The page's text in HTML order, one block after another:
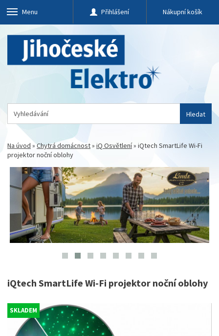
Menu Přihlášení Nákupní košík
Hledat
Na úvod »Chytrá domácnost» iQ Osvětlení» iQtech SmartLife Wi-Fi
projektor noční oblohy
iQtech SmartLife Wi-Fi projektor noční oblohy
SKLADEM